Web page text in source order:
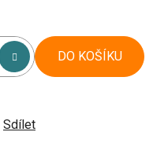
DO KOŠÍKU
Sdílet